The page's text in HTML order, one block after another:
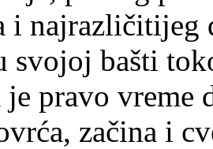
i
svojoj bašti
je pravo vreme
začina i